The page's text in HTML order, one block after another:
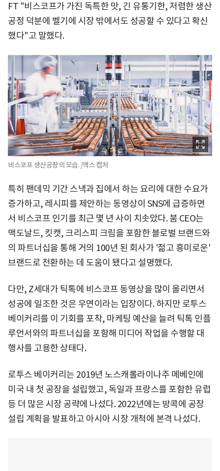
FT "비스코프가 가진 독특한 맛, 긴 유통기한, 저렴한 생산
공정 덕분에 벨기에 시장 밖에서도 성공할 수 있다고 확신
했다"고 말했다.
비스코프 생산공장의 모습. /엑스 캡처
특히 팬데믹 기간 스낵과 집에서 하는 요리에 대한 수요가
증가하고, 레시피를 제안하는 동영상이 SNS에 급증하면
서 비스코프 인기를 최근 몇 년 사이 치솟았다. 붐 CEO는
맥도날드, 킷캣, 크리스피 크림을 포함한 블로벌 브랜드와
의 파트너십을 통해 거의 100년 된 회사가 '젊고 흥미로운'
브랜드로 전환하는 데 도움이 됐다고 설명했다.
다만, Z세대가 틱톡에 비스코프 동영상을 많이 올리면서
성공에 일조한 것은 우연이라는 입장이다. 하지만 로투스
베이커리를 이 기회를 포착, 마케팅 예산을 늘려 틱톡 인플
루언서와의 파트너십을 포함해 미디어 작업을 수행할 대
행사를 고용한 상태다.
로투스 베이커리는 2019년 노스캐롤라이나주 메베인에
미국 내 첫 공장을 설립했고, 독일과 프랑스를 포함한 유럽
등 더 많은 시장 공략에 나섰다. 2022년에는 방콕에 공장
설립 계획을 발표하고 아시아 시장 개척에 본격 나섰다.